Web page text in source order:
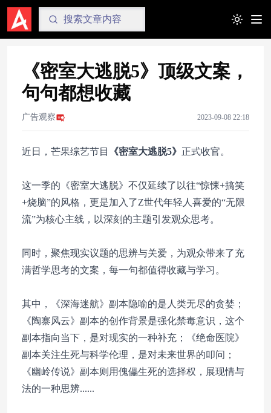
Toggle
《密室大逃脱5》顶级文案，
句句都想收藏
广告观察 2023-09-08 22:18
近日，芒果综艺节目 《密室大逃脱5》 正式收官。
这一季的《密室大逃脱》不仅延续了以往“惊悚+搞笑
+烧脑”的风格，更是加入了Z世代年轻人喜爱的“无限
流”为核心主线，以深刻的主题引发观众思考。
同时，聚焦现实议题的思辨与关爱，为观众带来了充
满哲学思考的文案，每一句都值得收藏与学习。
其中，《深海迷航》副本隐喻的是人类无尽的贪婪；
《陶寨风云》副本的创作背景是强化禁毒意识，这个
副本指向当下，是对现实的一种补充；《绝命医院》
副本关注生死与科学伦理，是对未来世界的叩问；
《幽岭传说》副本则用傀儡生死的选择权，展现情与
法的一种思辨......